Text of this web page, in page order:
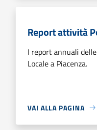
Report attività
I report annuali
Locale a Piacenza.
VAI ALLA PAGINA